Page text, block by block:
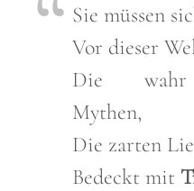
Sie müssen
Vor dieser
Die wahr
Mythen,
Die zarten
Bedeckt mit